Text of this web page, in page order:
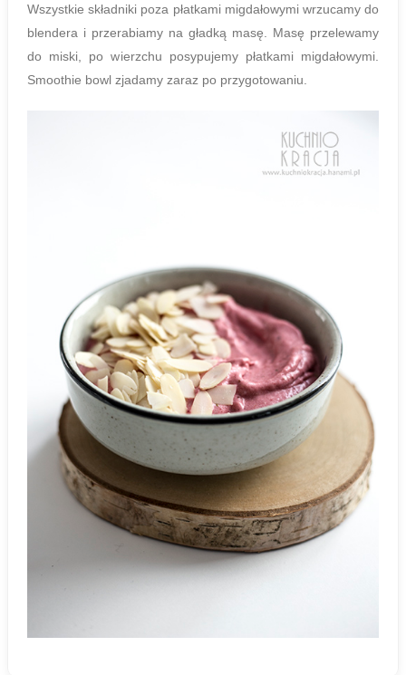
Wszystkie składniki poza płatkami migdałowymi wrzucamy do
blendera i przerabiamy na gładką masę. Masę przelewamy
do miski, po wierzchu posypujemy płatkami migdałowymi.
Smoothie bowl zjadamy zaraz po przygotowaniu.